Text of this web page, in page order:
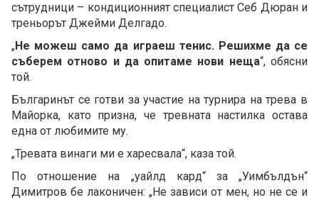
сътрудници – кондиционният специалист Себ Дюран и
треньорът Джейми Делгадо.
„Не можеш само да играеш тенис. Решихме да се
съберем отново и да опитаме нови неща“, обясни
той.
Българинът се готви за участие на турнира на трева в
Майорка, като призна, че тревната настилка остава
една от любимите му.
„Тревата винаги ми е харесвала“, каза той.
По отношение на „уайлд кард“ за „Уимбълдън“
Димитров бе лаконичен: „Не зависи от мен, но не се и